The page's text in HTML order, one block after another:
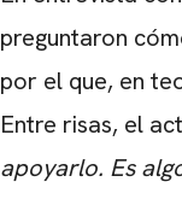
preguntaron
por el que, en
Entre risas, el
apoyarlo. Es